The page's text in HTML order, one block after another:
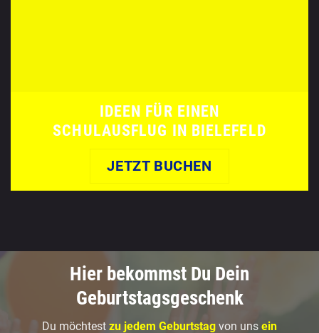
IDEEN FÜR EINEN
SCHULAUSFLUG IN BIELEFELD
JETZT BUCHEN
Hier bekommst Du Dein
Geburtstagsgeschenk
Du möchtest zu jedem Geburtstag von uns ein